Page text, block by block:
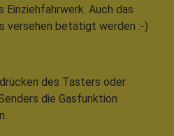
Einziehfahrwerk. Auch das
versehen betätigt werden :-)
des Tasters oder
die Gasfunktion